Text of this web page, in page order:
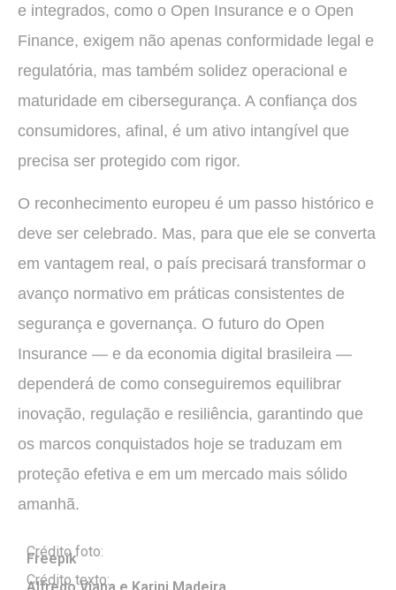
e integrados, como o Open Insurance e o Open
Finance, exigem não apenas conformidade legal e
regulatória, mas também solidez operacional e
maturidade em cibersegurança. A confiança dos
consumidores, afinal, é um ativo intangível que
precisa ser protegido com rigor.
O reconhecimento europeu é um passo histórico e
deve ser celebrado. Mas, para que ele se converta
em vantagem real, o país precisará transformar o
avanço normativo em práticas consistentes de
segurança e governança. O futuro do Open
Insurance — e da economia digital brasileira —
dependerá de como conseguiremos equilibrar
inovação, regulação e resiliência, garantindo que
os marcos conquistados hoje se traduzam em
proteção efetiva e em um mercado mais sólido
amanhã.
Crédito foto:
Freepik
Crédito texto: